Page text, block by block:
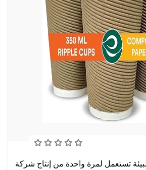
تستعمل لمرة واحدة من إنتاج شركة